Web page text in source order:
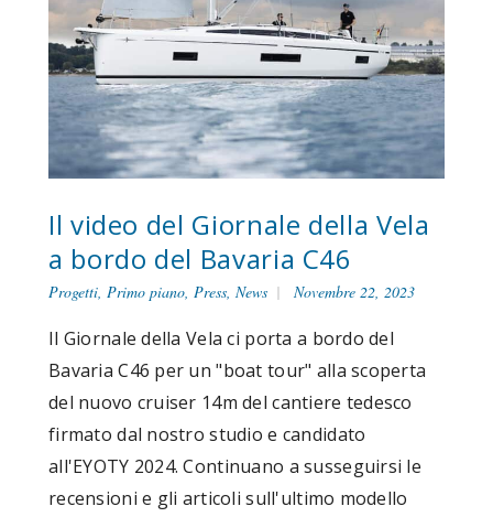
Il video del Giornale della Vela
a bordo del Bavaria C46
Progetti, Primo piano, Press, News Novembre 22, 2023
Il Giornale della Vela ci porta a bordo del
Bavaria C46 per un "boat tour" alla scoperta
del nuovo cruiser 14m del cantiere tedesco
firmato dal nostro studio e candidato
all'EYOTY 2024. Continuano a susseguirsi le
recensioni e gli articoli sull'ultimo modello